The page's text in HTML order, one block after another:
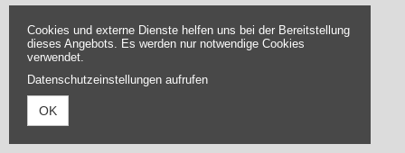
Cookies und externe Dienste helfen uns bei der Bereitstellung
dieses Angebots. Es werden nur notwendige Cookies
verwendet.
Datenschutzeinstellungen aufrufen
OK